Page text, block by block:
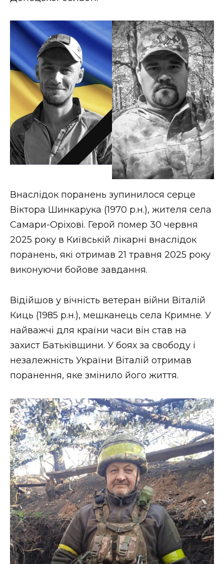
Внаслідок поранень зупинилося серце
Віктора Шинкарука (1970 р.н.), жителя села
Самари-Оріхові. Герой помер 30 червня
2025 року в Київській лікарні внаслідок
поранень, які отримав 21 травня 2025 року
виконуючи бойове завдання.
Відійшов у вічність ветеран війни Віталій
Киць (1985 р.н.), мешканець села Кримне. У
найважчі для країни часи він став на
захист Батьківщини. У боях за свободу і
незалежність України Віталій отримав
поранення, яке змінило його життя.